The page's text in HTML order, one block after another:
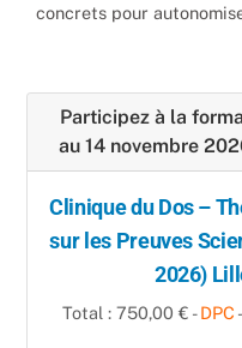
concrets pour
Participez à la
au 14 novembre
Clinique du Dos –
sur les Preuves
2026)
Total : 750,00 € -DPC -